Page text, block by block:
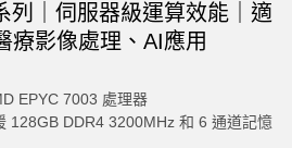
列｜伺服器級運算效能｜適
療影像處理、AI應用
EPYC 7003 處理器
128GB DDR4 3200MHz 和 6 通道記憶